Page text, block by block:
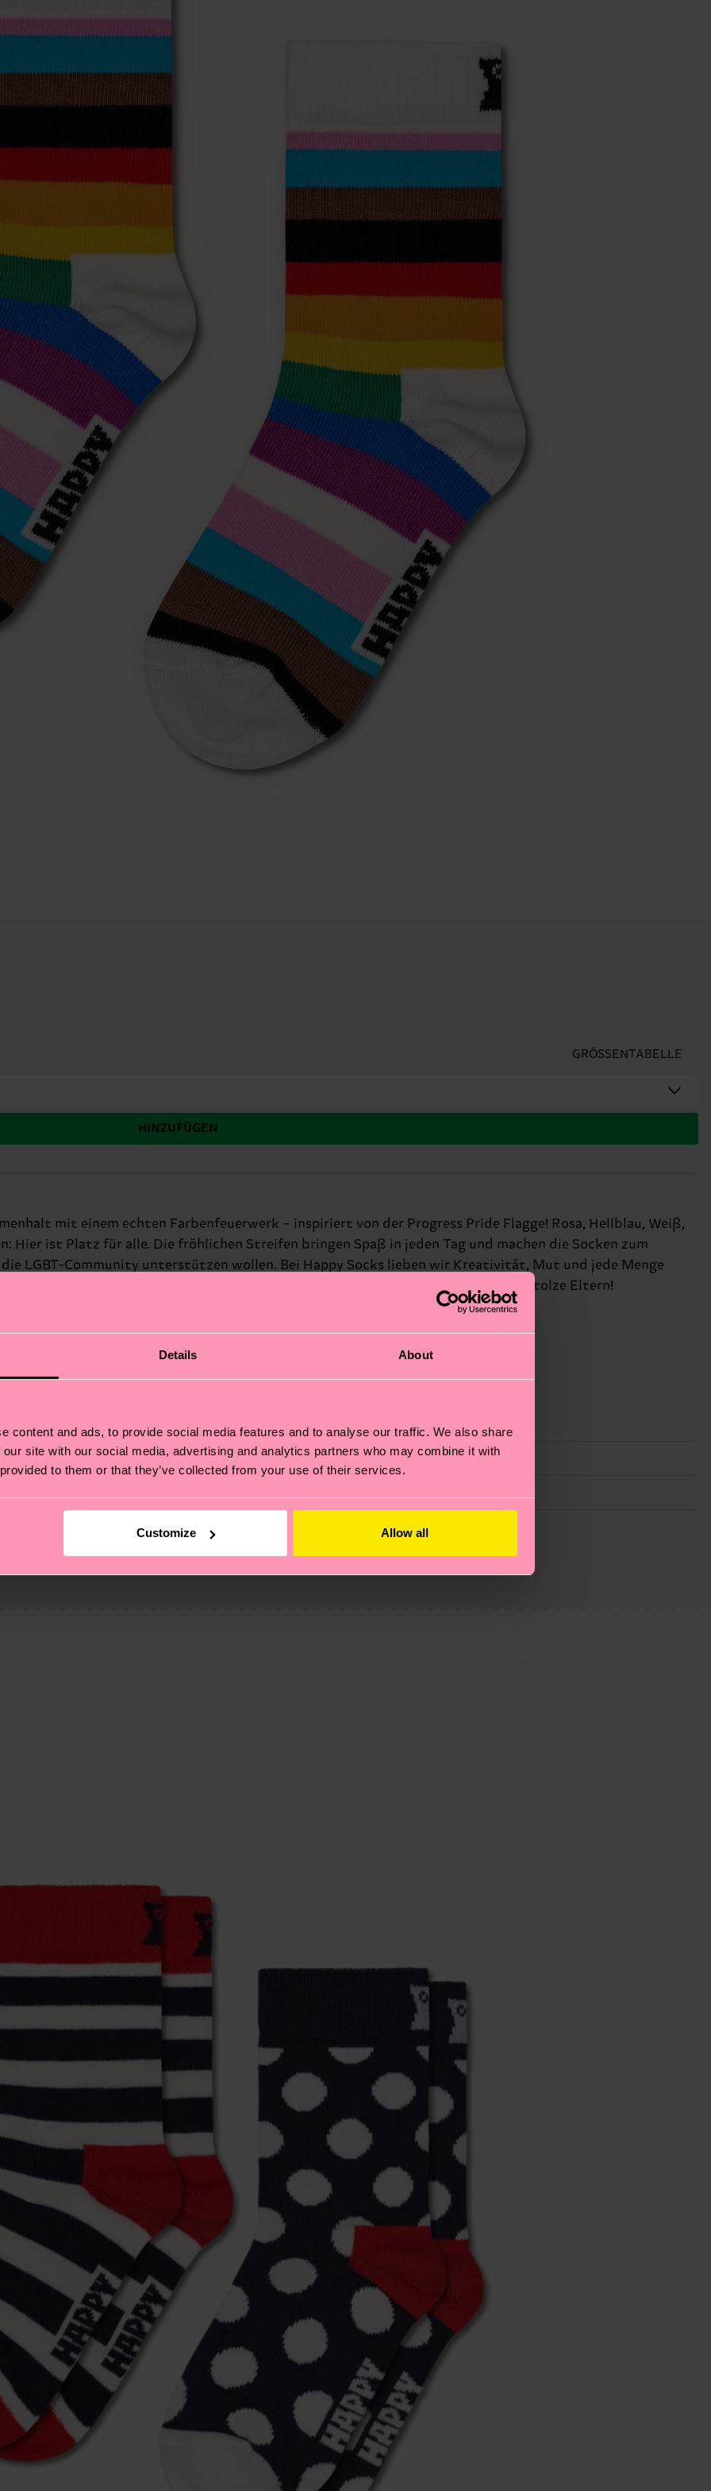
Details About
content and ads, to provide social media features and to analyse our traffic. We also share
site with our social media, advertising and analytics partners who may combine it with
to them or that they’ve collected from your use of their services.
Customize Allow all
GRÖSSENTABELLE
HINZUFÜGEN
mit einem echten Farbenfeuerwerk – inspiriert von der Progress Pride Flagge! Rosa, Hellblau, Weiß,
Hier ist Platz für alle. Die fröhlichen Streifen bringen Spaß in jeden Tag und machen die Socken zum
LGBT-Community unterstützen wollen. Bei Happy Socks lieben wir Kreativität, Mut und jede Menge
wie wichtig Akzeptanz und Liebe sind. Ideal als Geschenk für kleine Allies und stolze Eltern!
– es geht auch um eine ethische Lieferkette, die Reduzierung von Emissionen, die richtige Pflege von
unsere länderspezifische Versandübersicht findest duhier. Die Lieferzeit beginnt sobald deine Bestellung